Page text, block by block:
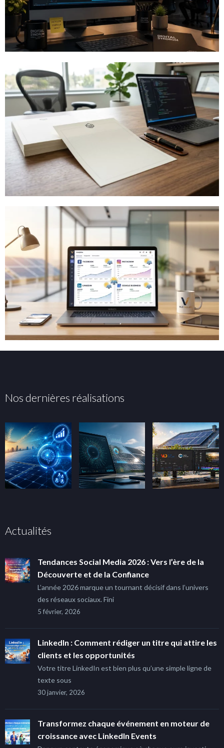
Nos dernières réalisations
Actualités
Tendances Social Media 2026 : Vers l’ère de la
Découverte et de la Confiance
L’année 2026 marque un tournant décisif dans l’univers
des réseaux sociaux. Fini
5 février, 2026
LinkedIn : Comment rédiger un titre qui attire les
clients et les opportunités
Votre titre LinkedIn est bien plus qu’une simple ligne de
texte sous
30 janvier, 2026
Transformez chaque événement en moteur de
croissance avec LinkedIn Events